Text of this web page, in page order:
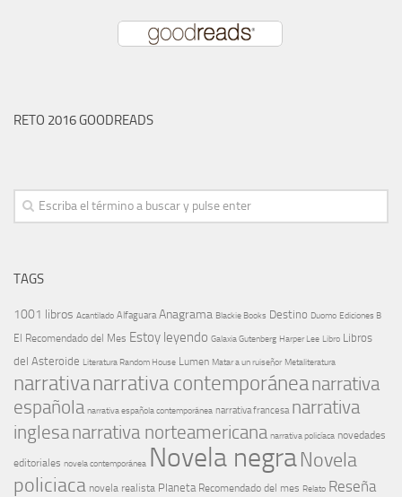
RETO 2016 GOODREADS
TAGS
1001 libros Acantilado Alfaguara Anagrama Blackie Books Destino Duomo Ediciones B
El Recomendado del Mes Estoy leyendo Galaxia Gutenberg Harper Lee Libro Libros
del Asteroide Literatura Random House Lumen Matar a un ruiseñor Metaliteratura
narrativanarrativa contemporáneanarrativa
española narrativa española contemporánea narrativa francesa narrativa
inglesanarrativa norteamericana narrativa policíaca novedades
editoriales novela contemporánea Novela negraNovela
policiaca novela realista Planeta Recomendado del mes Relato Reseña